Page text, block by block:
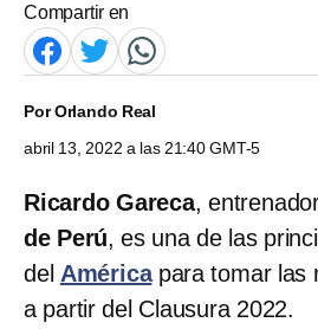
Compartir en
PorOrlando Real
abril 13, 2022 a las 21:40 GMT-5
Ricardo Gareca,
de Perú, es una de las
del Américapara tomar las
a partir del Clausura 2022.